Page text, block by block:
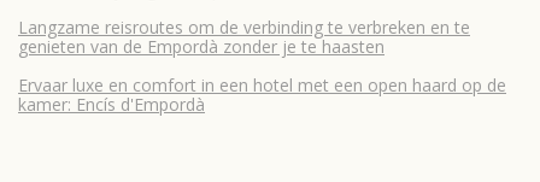
Langzame reisroutes om de verbinding te verbreken en te
genieten van de Empordà zonder je te haasten
Ervaar luxe en comfort in een hotel met een open haard op de
kamer: Encís d'Empordà